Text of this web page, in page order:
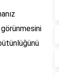
görünmesini